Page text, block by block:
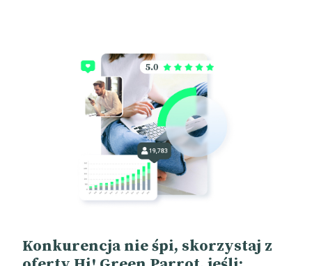
Konkurencja nie śpi, skorzystaj z